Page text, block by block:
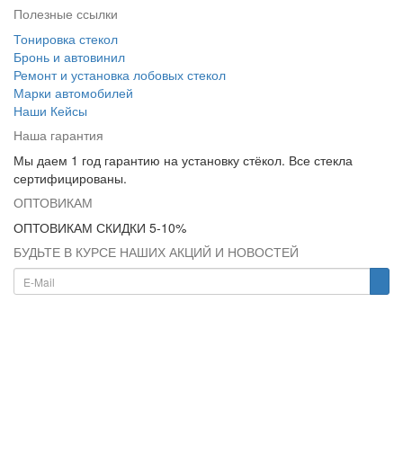
Полезные ссылки
Тонировка стекол
Бронь и автовинил
Ремонт и установка лобовых стекол
Марки автомобилей
Наши Кейсы
Наша гарантия
Мы даем 1 год гарантию на установку стёкол. Все стекла
сертифицированы.
ОПТОВИКАМ
ОПТОВИКАМ СКИДКИ 5-10%
БУДЬТЕ В КУРСЕ НАШИХ АКЦИЙ И НОВОСТЕЙ